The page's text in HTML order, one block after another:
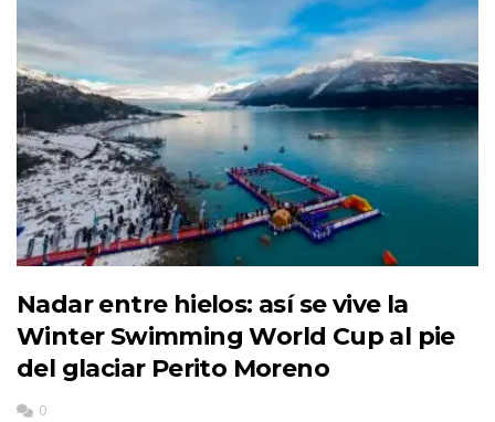
Nadar entre hielos: así se vive la
Winter Swimming World Cup al pie
del glaciar Perito Moreno
0